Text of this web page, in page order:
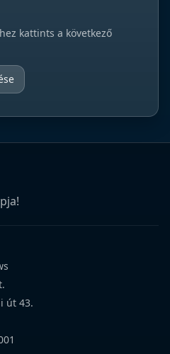
kattints a következő
út 43.